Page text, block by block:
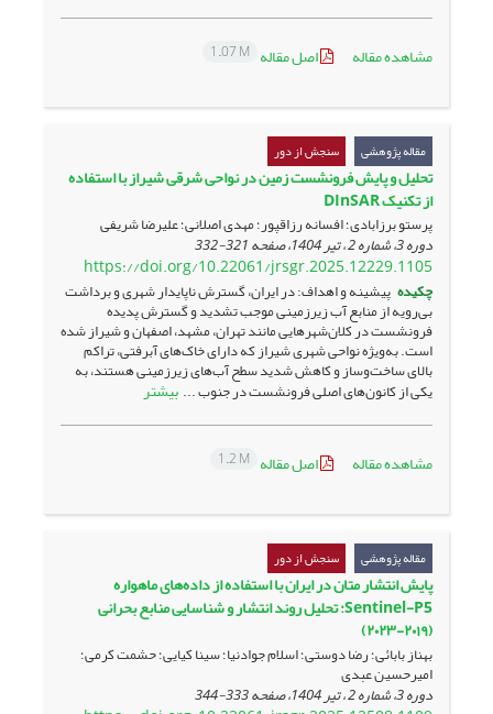
مشاهده مقاله اصل مقاله 1.07 M
مقاله پژوهشی سنجش از دور
پرستو برزابادی؛ افسانه رزاقپور؛ مهدی اصلانی؛ علیرضا شریفی
دوره 3، شماره 2 ، تیر 1404، صفحه 321-332
https://doi.org/10.22061/jrsgr.2025.12229.1105
چکیده پیشینه و اهداف: در ایران، گسترش ناپایدار شهری و برداشت
بی‌رویه از منابع آب زیرزمینی موجب تشدید و گسترش پدیده
فرونشست در کلان‌شهرهایی مانند تهران، مشهد، اصفهان و شیراز شده
است. به‌ویژه نواحی شهری شیراز که دارای خاک‌های آبرفتی، تراکم
بالای ساخت‌وساز و کاهش شدید سطح آب‌های زیرزمینی هستند، به
یکی از کانون‌های اصلی فرونشست در جنوب ... بیشتر
مشاهده مقاله اصل مقاله 1.2 M
مقاله پژوهشی سنجش از دور
پایش انتشار متان در ایران با استفاده از داده‌های ماهواره
Sentinel-P5: تحلیل روند انتشار و شناسایی منابع بحرانی
(۲۰۱۹-۲۰۲۳)
بهناز بابائی؛ رضا دوستی؛ اسلام جوادنیا؛ سینا کیایی؛ حشمت کرمی؛
امیرحسین عبدی
دوره 3، شماره 2 ، تیر 1404، صفحه 333-344